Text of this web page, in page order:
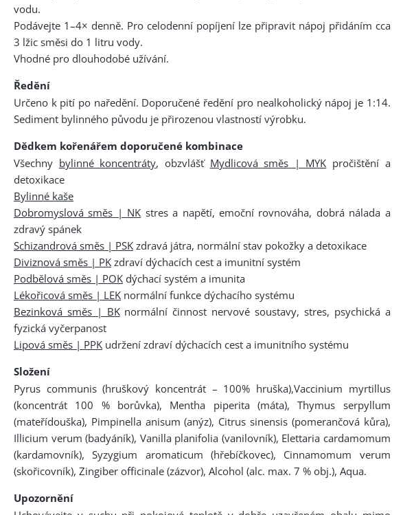
vodu.
Podávejte 1–4× denně. Pro celodenní popíjení lze připravit nápoj přidáním cca
3 lžic směsi do 1 litru vody.
Vhodné pro dlouhodobé užívání.
Ředění
Určeno k pití po naředění. Doporučené ředění pro nealkoholický nápoj je 1:14.
Sediment bylinného původu je přirozenou vlastností výrobku.
Dědkem kořenářem doporučené kombinace
Všechny bylinné koncentráty, obzvlášť Mydlicová směs | MYK pročištění a
detoxikace
Bylinné kaše
Dobromyslová směs | NK stres a napětí, emoční rovnováha, dobrá nálada a
zdravý spánek
Schizandrová směs | PSK zdravá játra, normální stav pokožky a detoxikace
Diviznová směs | PK zdraví dýchacích cest a imunitní systém
Podbělová směs | POK dýchací systém a imunita
Lékořicová směs | LEK normální funkce dýchacího systému
Bezinková směs | BKnormální činnost nervové soustavy, stres, psychická a
fyzická vyčerpanost
Lipová směs | PPK udržení zdraví dýchacích cest a imunitního systému
Složení
Pyrus communis (hruškový koncentrát – 100% hruška),Vaccinium myrtillus
(koncentrát 100 % borůvka), Mentha piperita (máta), Thymus serpyllum
(mateřídouška), Pimpinella anisum (anýz), Citrus sinensis (pomerančová kůra),
Illicium verum (badyáník), Vanilla planifolia (vanilovník), Elettaria cardamomum
(kardamovník), Syzygium aromaticum (hřebíčkovec), Cinnamomum verum
(skořicovník), Zingiber officinale (zázvor), Alcohol (alc. max. 7 % obj.), Aqua.
Upozornění